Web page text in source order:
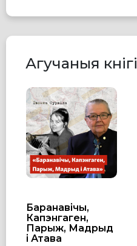
Агучаныя кнігі
Баранавічы,
Капэнгаген,
Парыж, Мадрыд
і Атава